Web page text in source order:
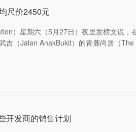
尺价2450元
）星期六（5月27日）夜里发榜文说
吉（Jalan AnakBukit）的青麓尚居（
开发商的销售计划